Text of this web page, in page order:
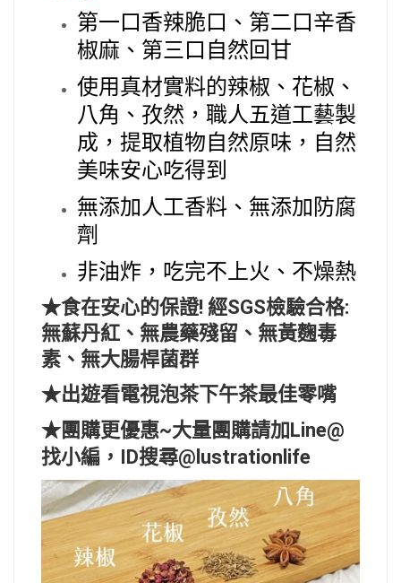
第一口香辣脆口、第二口辛香
椒麻、第三口自然回甘
使用真材實料的辣椒、花椒、
八角、孜然，職人五道工藝製
成，提取植物自然原味，自然
美味安心吃得到
無添加人工香料、無添加防腐
劑
非油炸，吃完不上火、不燥熱
★食在安心的保證! 經SGS檢驗合格:
無蘇丹紅、無農藥殘留、無黃麴毒
素、無大腸桿菌群
★出遊看電視泡茶下午茶最佳零嘴
★團購更優惠~大量團購請加Line@
找小編，ID搜尋@lustrationlife